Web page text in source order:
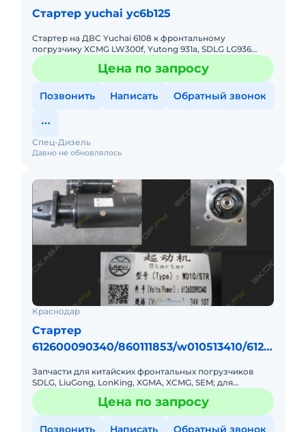
Стартер yuchai yc6b125
Стартер на ДВС Yuchai 6108 к фронтальному
погрузчику XCMG LW300f, Yutong 931a, SDLG LG936
Стартер, 4110000561200 - 11 300 руб Фильтр воздушный,
KW2036 - 950 рубЦена по запросу
Позвонить Написать Обратный звонок
Давно не обновлялось
Спец-Дизель
Краснодар
Стартер
612600090340/860111853/w010513410/6126
Запчасти для китайских фронтальных погрузчиков
SDLG, LiuGong, LonKing, XGMA, XCMG, SEM; для
бульдозеров Shantui; для грейдеров SEM, XCMG для
двигателей DeutЦена по запросу
Позвонить Написать Обратный звонок